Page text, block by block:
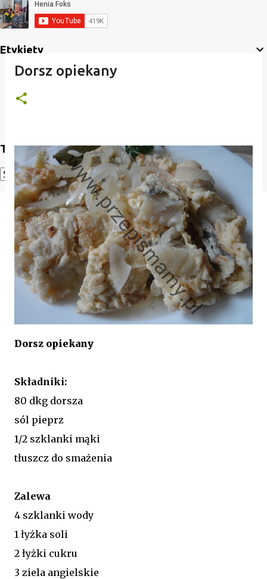
Etykiety
Translate
Powered by Translate
Dorsz opiekany
Dorsz opiekany
Składniki:
80 dkg dorsza
sól pieprz
1/2 szklanki mąki
tłuszcz do smażenia
Zalewa
4 szklanki wody
1 łyżka soli
2 łyżki cukru
3 ziela angielskie